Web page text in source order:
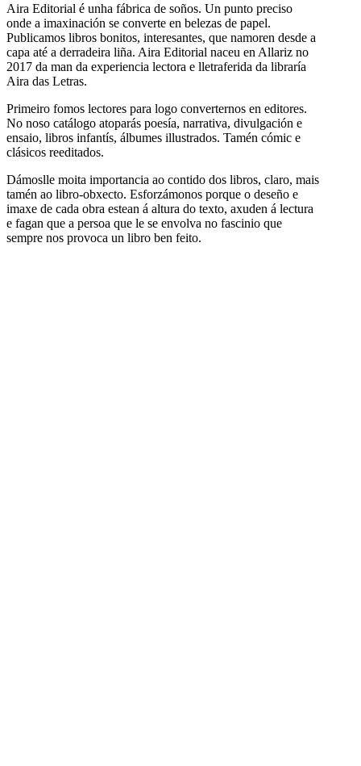
Aira Editorial é unha fábrica de soños. Un punto preciso
onde a imaxinación se converte en belezas de papel.
Publicamos libros bonitos, interesantes, que namoren desde a
capa até a derradeira liña. Aira Editorial naceu en Allariz no
2017 da man da experiencia lectora e lletraferida da libraría
Aira das Letras.
Primeiro fomos lectores para logo converternos en editores.
No noso catálogo atoparás poesía, narrativa, divulgación e
ensaio, libros infantís, álbumes illustrados. Tamén cómic e
clásicos reeditados.
Dámoslle moita importancia ao contido dos libros, claro, mais
tamén ao libro-obxecto. Esforzámonos porque o deseño e
imaxe de cada obra estean á altura do texto, axuden á lectura
e fagan que a persoa que le se envolva no fascinio que
sempre nos provoca un libro ben feito.